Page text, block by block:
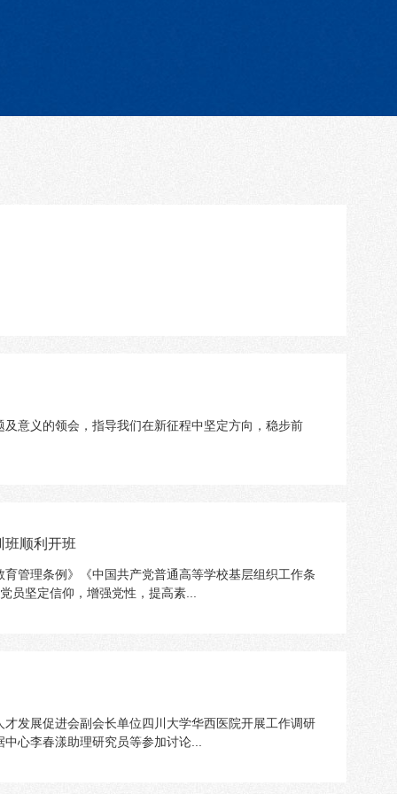
意义的领会，指导我们在新征程中坚定方向，稳步前
班顺利开班
管理条例》《中国共产党普通高等学校基层组织工作条
坚定信仰，增强党性，提高素...
发展促进会副会长单位四川大学华西医院开展工作调研
心李春漾助理研究员等参加讨论...